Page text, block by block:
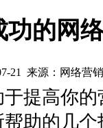
功的网
21 来源：网络营
提高你
助的几个